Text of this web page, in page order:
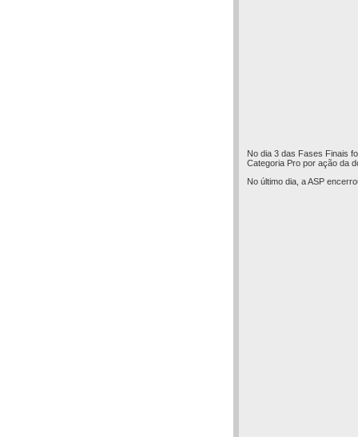
No dia 3 das Fases Finais
Categoria Pro por ação da
No último dia, a ASP